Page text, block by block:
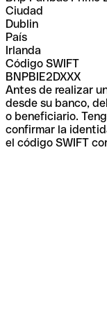
Ciudad
Dublin
País
Irlanda
Código SWIFT
BNPBIE2DXXX
Antes de realizar
desde su banco,
o beneficiario.
confirmar la
el código SWIFT